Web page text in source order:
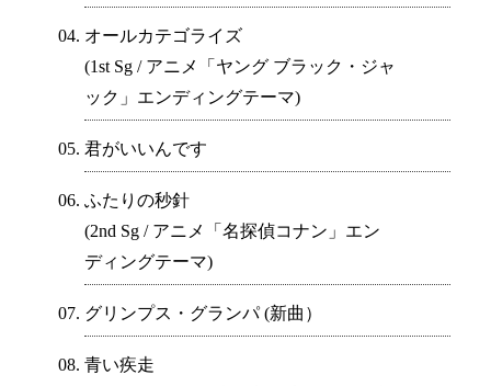
オールカテゴライズ
(1st Sg / アニメ「ヤング ブラック・ジャ
ック」エンディングテーマ)
君がいいんです
ふたりの秒針
(2nd Sg / アニメ「名探偵コナン」エン
ディングテーマ)
グリンプス・グランパ (新曲）
青い疾走